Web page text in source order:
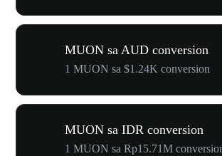
MUON sa AUD conversion
1 MUON sa $1.24K conversion
MUON sa IDR conversion
1 MUON sa Rp15.71M